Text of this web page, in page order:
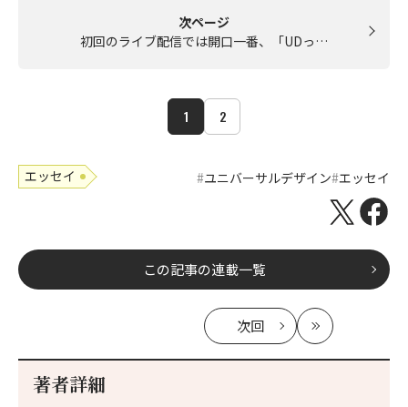
次ページ
初回のライブ配信では開口一番、「UDっ…
1 2
エッセイ ユニバーサルデザイン エッセイ
この記事の連載一覧
次回
記
最
新
著者詳細